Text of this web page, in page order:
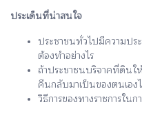
ประเด็นที่น่าสนใจ
ประชาชนทั่วไปมีความปร
ต้องทำอย่างไร
ถ้าประชาชนบริจาคที่ดินใ
คืนกลับมาเป็นของตนเอง
วิธีการของทางราชการใ